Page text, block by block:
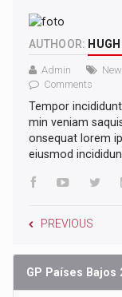
AUTHOOR:
Admin
Comments
Tempor
min veniam
onsequat lorem
eiusmod
PREVIOUS
GP Países Bajos